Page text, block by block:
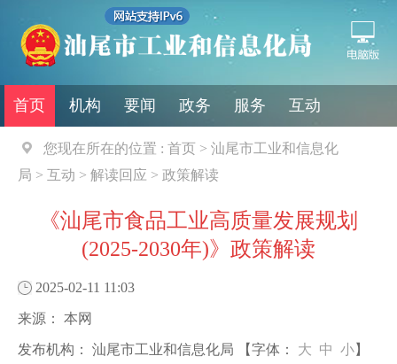
首页 机构 要闻 政务 服务 互动
您现在所在的位置 : 首页 > 汕尾市工业和信息化
局 > 互动 > 解读回应 > 政策解读
《汕尾市食品工业高质量发展规划
(2025-2030年)》政策解读
2025-02-11 11:03
来源： 本网
发布机构： 汕尾市工业和信息化局 【字体： 大 中 小】